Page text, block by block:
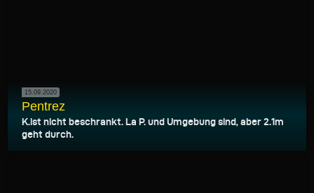
15.09.2020
Pentrez
K.ist nicht beschrankt. La P. und Umgebung sind, aber 2.1m
geht durch.